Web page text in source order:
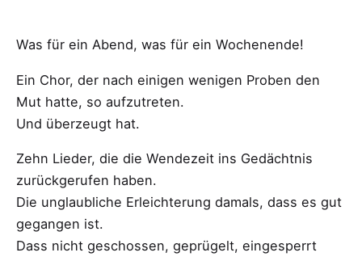
Was für ein Abend, was für ein Wochenende!
Ein Chor, der nach einigen wenigen Proben den
Mut hatte, so aufzutreten.
Und überzeugt hat.
Zehn Lieder, die die Wendezeit ins Gedächtnis
zurückgerufen haben.
Die unglaubliche Erleichterung damals, dass es gut
gegangen ist.
Dass nicht geschossen, geprügelt, eingesperrt